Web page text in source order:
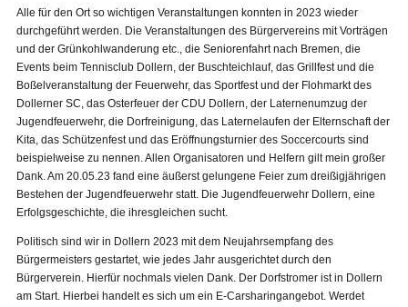
Alle für den Ort so wichtigen Veranstaltungen konnten in 2023 wieder
durchgeführt werden. Die Veranstaltungen des Bürgervereins mit Vorträgen
und der Grünkohlwanderung etc., die Seniorenfahrt nach Bremen, die
Events beim Tennisclub Dollern, der Buschteichlauf, das Grillfest und die
Boßelveranstaltung der Feuerwehr, das Sportfest und der Flohmarkt des
Dollerner SC, das Osterfeuer der CDU Dollern, der Laternenumzug der
Jugendfeuerwehr, die Dorfreinigung, das Laternelaufen der Elternschaft der
Kita, das Schützenfest und das Eröffnungsturnier des Soccercourts sind
beispielweise zu nennen. Allen Organisatoren und Helfern gilt mein großer
Dank. Am 20.05.23 fand eine äußerst gelungene Feier zum dreißigjährigen
Bestehen der Jugendfeuerwehr statt. Die Jugendfeuerwehr Dollern, eine
Erfolgsgeschichte, die ihresgleichen sucht.
Politisch sind wir in Dollern 2023 mit dem Neujahrsempfang des
Bürgermeisters gestartet, wie jedes Jahr ausgerichtet durch den
Bürgerverein. Hierfür nochmals vielen Dank. Der Dorfstromer ist in Dollern
am Start. Hierbei handelt es sich um ein E-Carsharingangebot. Werdet